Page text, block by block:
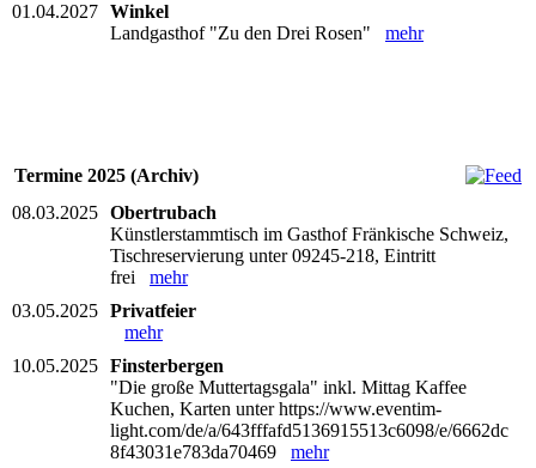
01.04.2027 Winkel
Landgasthof "Zu den Drei Rosen" mehr
Termine 2025 (Archiv)
08.03.2025 Obertrubach
Künstlerstammtisch im Gasthof Fränkische Schweiz,
Tischreservierung unter 09245-218, Eintritt
frei mehr
03.05.2025 Privatfeier
mehr
10.05.2025 Finsterbergen
"Die große Muttertagsgala" inkl. Mittag Kaffee
Kuchen, Karten unter https://www.eventim-
light.com/de/a/643fffafd5136915513c6098/e/6662dc
8f43031e783da70469 mehr